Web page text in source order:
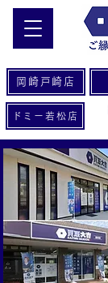
岡崎戸崎店
ドミー若松店